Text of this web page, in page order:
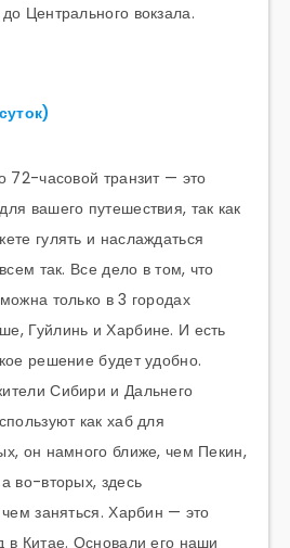
Центрального вокзала.
72-часовой транзит — это
вашего путешествия, так как
гулять и наслаждаться
так. Все дело в том, что
только в 3 городах
Гуйлинь и Харбине. И есть
решение будет удобно.
Сибири и Дальнего
как хаб для
он намного ближе, чем Пекин,
во-вторых, здесь
чем заняться. Харбин — это
в Китае. Основали его наши